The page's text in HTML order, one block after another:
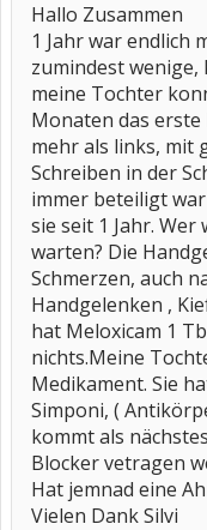
Hallo Zusammen
1 Jahr war endlich
zumindest
meine Tochter
Monaten das
mehr als links, mit
Schreiben in der
immer beteiligt
sie seit 1 Jahr. Wer
warten? Die
Schmerzen, auch
Handgelenken ,
hat Meloxicam 1
nichts.Meine
Medikament. Sie
Simponi, (
kommt als
Blocker vetragen
Hat jemnad eine
Vielen Dank Silvi